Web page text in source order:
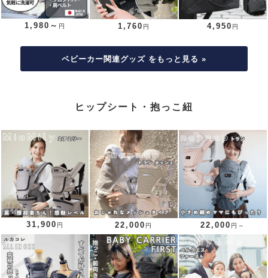
1,980～ 円 1,760 円 4,950 円
ベビーカー関連グッズ をもっと見る »
ヒップシート・抱っこ紐
31,900 円 22,000 円 22,000 円～